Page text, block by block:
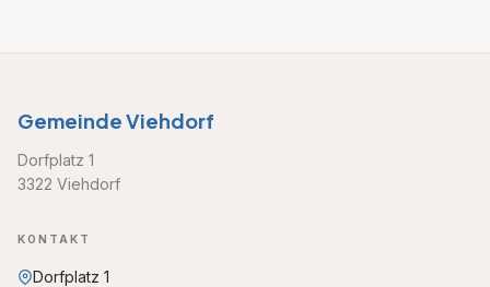
Gemeinde Viehdorf
Dorfplatz 1
3322 Viehdorf
KONTAKT
Dorfplatz 1